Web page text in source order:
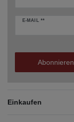
E-MAIL **
Abonnieren
Einkaufen